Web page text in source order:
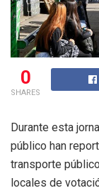
0
SHARES
Durante esta
público han
transporte
locales de